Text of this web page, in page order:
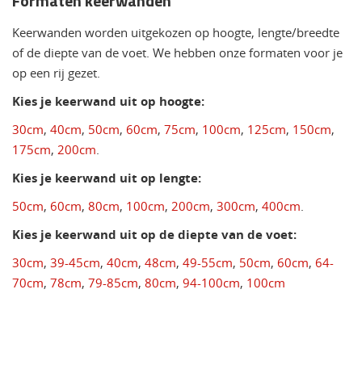
Keerwanden worden uitgekozen op hoogte, lengte/breedte
of de diepte van de voet. We hebben onze formaten voor je
op een rij gezet.
Kies je keerwand uit op hoogte:
30cm, 40cm, 50cm, 60cm, 75cm, 100cm, 125cm, 150cm,
175cm, 200cm
Kies je keerwand uit op lengte:
50cm, 60cm, 80cm, 100cm, 200cm, 300cm, 400cm
Kies je keerwand uit op de diepte van de voet:
30cm, 39-45cm, 40cm, 48cm, 49-55cm, 50cm, 60cm, 64-
70cm, 78cm, 79-85cm, 80cm, 94-100cm, 100cm